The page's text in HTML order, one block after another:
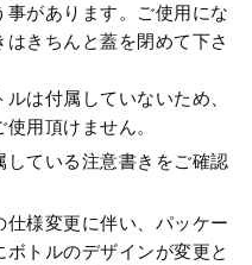
事があります。ご使用にな
はきちんと蓋を閉めて下さ
ルは付属していないため、
用頂けません。
している注意書きをご確認
仕様変更に伴い、パッケー
ボトルのデザインが変更と